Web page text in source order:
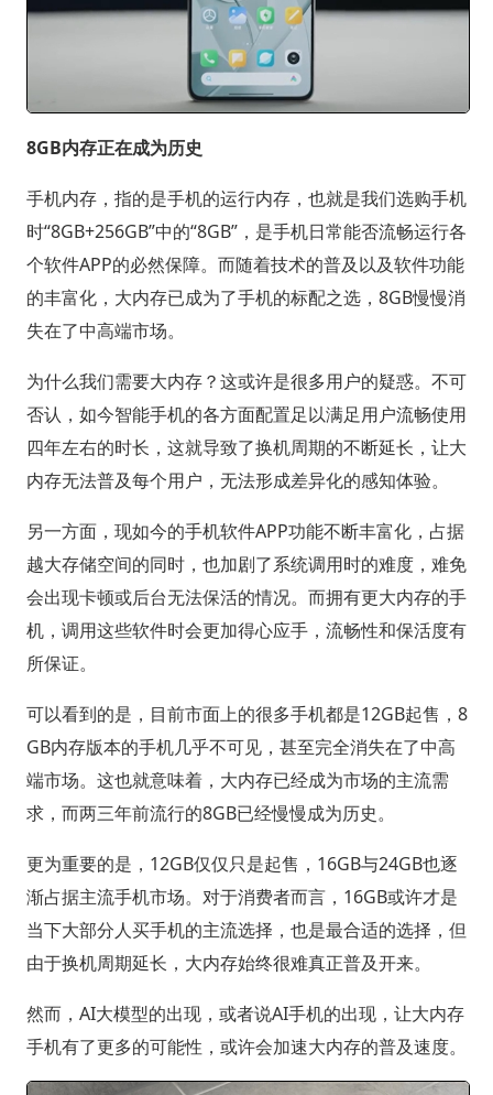
8GB内存正在成为历史
手机内存，指的是手机的运行内存，也就是我们选购手机
时“8GB+256GB”中的“8GB”，是手机日常能否流畅运行各
个软件APP的必然保障。而随着技术的普及以及软件功能
的丰富化，大内存已成为了手机的标配之选，8GB慢慢消
失在了中高端市场。
为什么我们需要大内存？这或许是很多用户的疑惑。不可
否认，如今智能手机的各方面配置足以满足用户流畅使用
四年左右的时长，这就导致了换机周期的不断延长，让大
内存无法普及每个用户，无法形成差异化的感知体验。
另一方面，现如今的手机软件APP功能不断丰富化，占据
越大存储空间的同时，也加剧了系统调用时的难度，难免
会出现卡顿或后台无法保活的情况。而拥有更大内存的手
机，调用这些软件时会更加得心应手，流畅性和保活度有
所保证。
可以看到的是，目前市面上的很多手机都是12GB起售，8
GB内存版本的手机几乎不可见，甚至完全消失在了中高
端市场。这也就意味着，大内存已经成为市场的主流需
求，而两三年前流行的8GB已经慢慢成为历史。
更为重要的是，12GB仅仅只是起售，16GB与24GB也逐
渐占据主流手机市场。对于消费者而言，16GB或许才是
当下大部分人买手机的主流选择，也是最合适的选择，但
由于换机周期延长，大内存始终很难真正普及开来。
然而，AI大模型的出现，或者说AI手机的出现，让大内存
手机有了更多的可能性，或许会加速大内存的普及速度。